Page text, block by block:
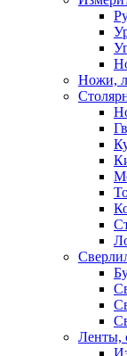
Ножи,
Ленты,